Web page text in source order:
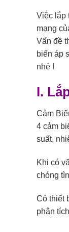
Việc lắp
mạng
Vấn đề
biến áp
nhé !
I.
Cảm
4 cảm
suất,
Khi có
chóng
Có thiết
phân